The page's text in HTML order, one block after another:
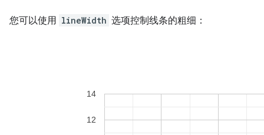
您可以使用 lineWidth 选项控制线条的粗细：